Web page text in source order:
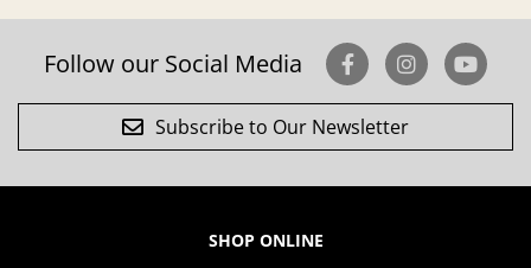
Follow our Social Media
Subscribe to Our Newsletter
SHOP ONLINE